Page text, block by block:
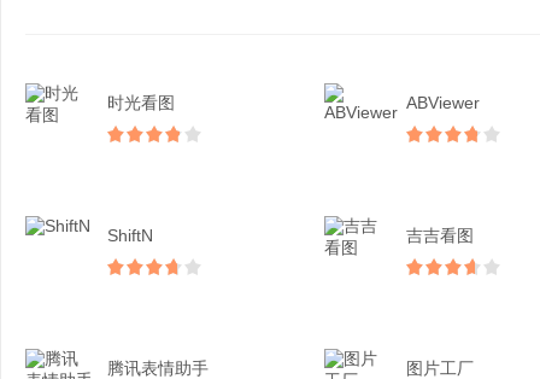
时光看图 ABViewer
ShiftN 吉吉看图
腾讯表情助手 图片工厂